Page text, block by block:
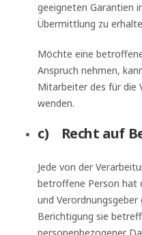
geeigneten Garantien
Übermittlung zu
Möchte eine
Anspruch nehmen,
Mitarbeiter des für die
wenden.
c) Recht auf
Jede von der
betroffene Person hat
und
Berichtigung sie